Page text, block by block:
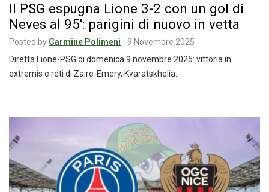
Il PSG espugna Lione 3-2 con un gol di
Neves al 95′: parigini di nuovo in vetta
Posted by Carmine Polimeni - 9 Novembre 2025
Diretta Lione-PSG di domenica 9 novembre 2025: vittoria in
extremis e reti di Zaire-Emery, Kvaratskhelia…